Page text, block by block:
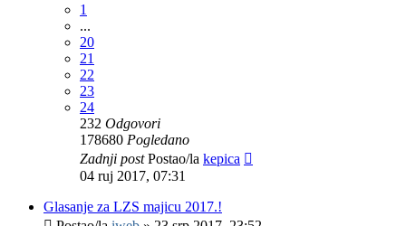
1
...
20
21
22
23
24
232 Odgovori
178680 Pogledano
Zadnji postPostao/la kepica
04 ruj 2017, 07:31
Glasanje za LZS majicu 2017.!